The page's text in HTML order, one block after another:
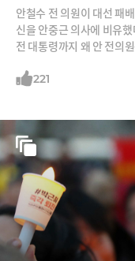
안철수 전 의원이 대선 패
신을 안중근 의사에 비유
전 대통령까지 왜 안 전의
221